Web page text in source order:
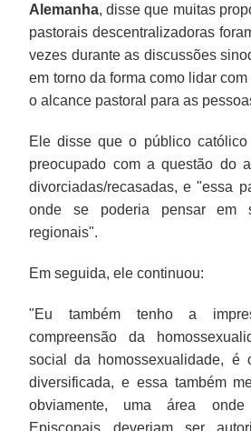
Alemanha, disse que muitas
pastorais descentralizadoras
vezes durante as discussões
em torno da forma como lidar
o alcance pastoral para as
Ele disse que o público
preocupado com a questão do
divorciadas/recasadas, e "essa
onde se poderia pensar em
regionais".
Em seguida, ele continuou:
"Eu também tenho a
compreensão da
social da homossexualidade, é
diversificada, e essa também
obviamente, uma área
Episcopais deveriam ser